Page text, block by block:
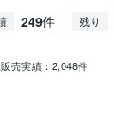
249件 残り
売実績： 2,048件